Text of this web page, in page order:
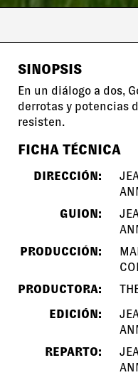
SINOPSIS
En un diálogo a dos,
derrotas y potencias
resisten.
FICHA TÉCNICA
DIRECCIÓN:
GUION:
PRODUCCIÓN:
PRODUCTORA:
EDICIÓN:
REPARTO: